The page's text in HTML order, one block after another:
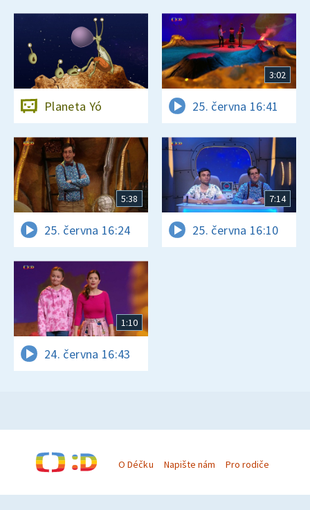
Planeta Yó
3:02
25. června 16:41
5:38
25. června 16:24
7:14
25. června 16:10
1:10
24. června 16:43
O Déčku Napište nám Pro rodiče